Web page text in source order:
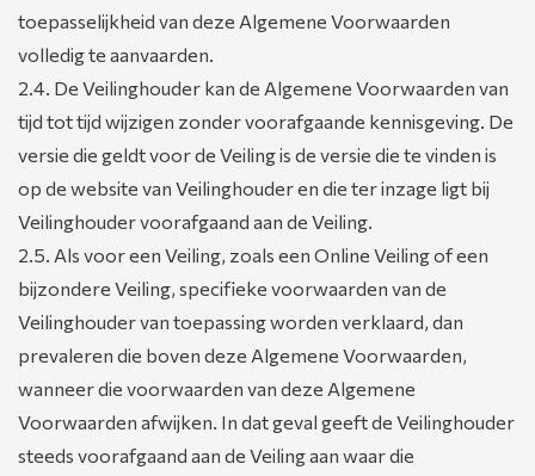
toepasselijkheid van deze Algemene Voorwaarden
volledig te aanvaarden.
2.4. De Veilinghouder kan de Algemene Voorwaarden van
tijd tot tijd wijzigen zonder voorafgaande kennisgeving. De
versie die geldt voor de Veiling is de versie die te vinden is
op de website van Veilinghouder en die ter inzage ligt bij
Veilinghouder voorafgaand aan de Veiling.
2.5. Als voor een Veiling, zoals een Online Veiling of een
bijzondere Veiling, specifieke voorwaarden van de
Veilinghouder van toepassing worden verklaard, dan
prevaleren die boven deze Algemene Voorwaarden,
wanneer die voorwaarden van deze Algemene
Voorwaarden afwijken. In dat geval geeft de Veilinghouder
steeds voorafgaand aan de Veiling aan waar die